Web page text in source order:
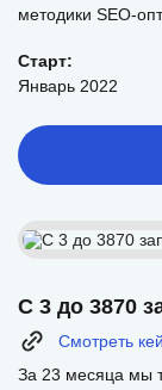
методики SEO-
Старт:
Январь 2022
С 3 до 3870
Смотреть
За 23 месяца мы